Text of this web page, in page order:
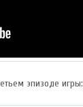
эпизоде игры: